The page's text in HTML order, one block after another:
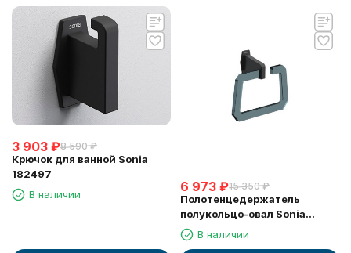
3 903 ₽8 590 ₽
Крючок для ванной Sonia
182497
В наличии
6 973 ₽15 350 ₽
Полотенцедержатель
полукольцо-овал Sonia
182466В наличии